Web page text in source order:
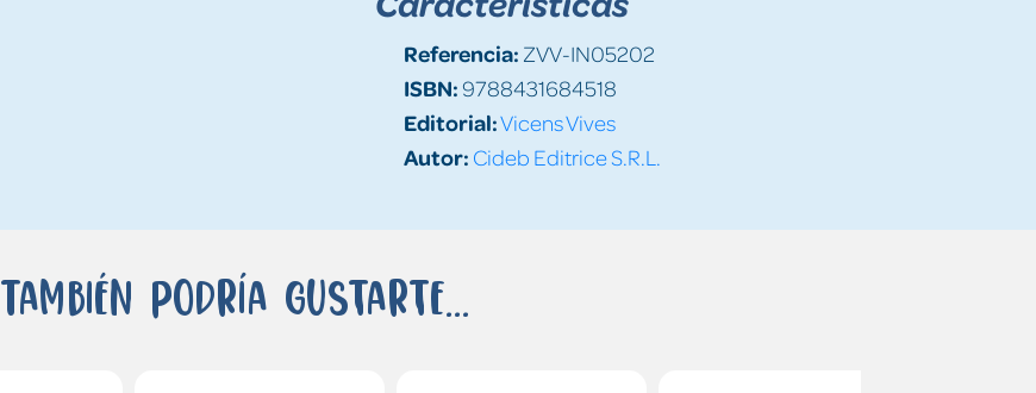
Referencia: ZVV-IN05202
ISBN:9788431684518
Editorial:Vicens Vives
Autor: Cideb Editrice S.R.L.
También podría gustarte...